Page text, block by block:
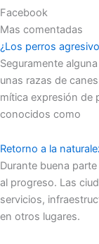
Facebook
Mas comentadas
¿Los perros
Seguramente
unas razas de
mítica expresión de
conocidos como
Retorno a la
Durante buena
al progreso. Las
servicios,
en otros lugares.